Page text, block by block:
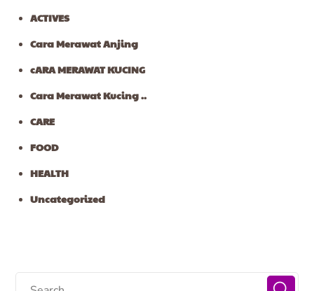
ACTIVES
Cara Merawat Anjing
cARA MERAWAT KUCING
Cara Merawat Kucing ..
CARE
FOOD
HEALTH
Uncategorized